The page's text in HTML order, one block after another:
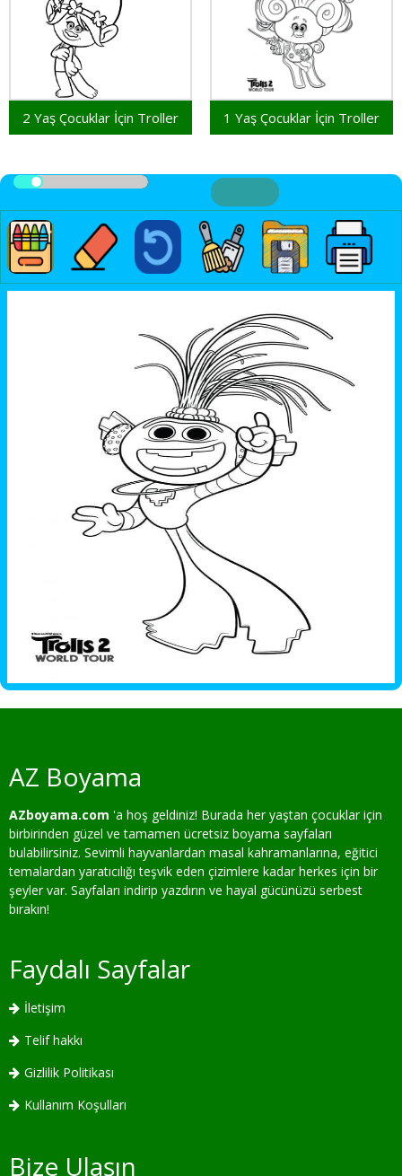
2 Yaş Çocuklar İçin Troller 1 Yaş Çocuklar İçin Troller
AZ Boyama
AZboyama.com 'a hoş geldiniz! Burada her yaştan çocuklar için
birbirinden güzel ve tamamen ücretsiz boyama sayfaları
bulabilirsiniz. Sevimli hayvanlardan masal kahramanlarına, eğitici
temalardan yaratıcılığı teşvik eden çizimlere kadar herkes için bir
şeyler var. Sayfaları indirip yazdırın ve hayal gücünüzü serbest
bırakın!
Faydalı Sayfalar
İletişim
Telif hakkı
Gizlilik Politikası
Kullanım Koşulları
Bize Ulaşın